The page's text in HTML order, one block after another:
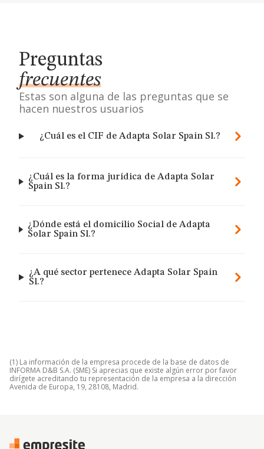
Preguntas
frecuentes
Estas son alguna de las preguntas que se
hacen nuestros usuarios
¿Cuál es el CIF de Adapta Solar Spain Sl.?
¿Cuál es la forma jurídica de Adapta Solar
Spain Sl.?
¿Dónde está el domicilio Social de Adapta
Solar Spain Sl.?
¿A qué sector pertenece Adapta Solar Spain
Sl.?
(1) La información de la empresa procede de la base de datos de
INFORMA D&B S.A. (SME) Si aprecias que existe algún error por favor
dirígete acreditando tu representación de la empresa a la dirección
Avenida de Europa, 19, 28108, Madrid.